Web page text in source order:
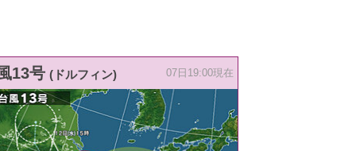
13号 (ドルフィン) 07日19:00現在